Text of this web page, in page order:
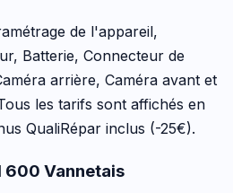
de l'appareil,
Batterie, Connecteur de
arrière, Caméra avant et
les tarifs sont affichés en
QualiRépar inclus (-25€).
600 Vannetais